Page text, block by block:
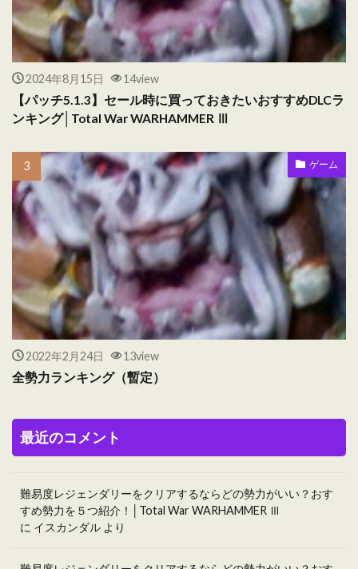
2024年8月15日 14view
【パッチ5.1.3】セール時に買っておきたいおすすめDLCラ
ンキング│Total War WARHAMMER Ⅲ
ゲーム
2022年2月24日 13view
全勢力ランキング（暫定）
最近のコメント
難易度レジェンダリーをクリアするならどの勢力がいい？おす
すめ勢力を５つ紹介！│Total War WARHAMMER Ⅲ
に イスカンダル より